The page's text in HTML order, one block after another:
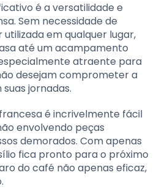
é a versatilidade e
Sem necessidade de
em qualquer lugar,
até um acampamento
atraente para
desejam comprometer a
jornadas.
é incrivelmente fácil
envolvendo peças
demorados. Com apenas
fica pronto para o próximo
do café não apenas eficaz,